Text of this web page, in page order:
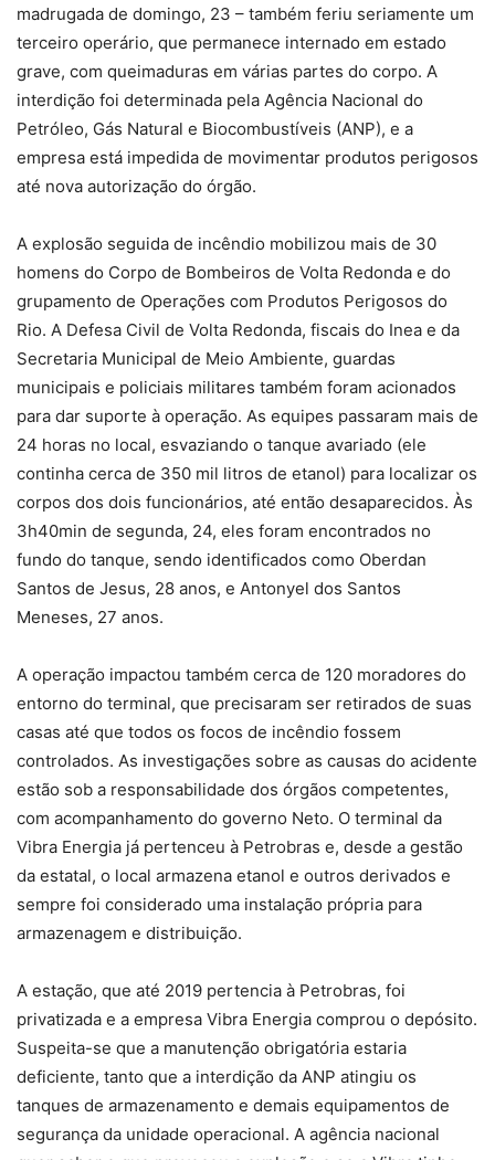
madrugada de domingo, 23 – também feriu seriamente um
terceiro operário, que permanece internado em estado
grave, com queimaduras em várias partes do corpo. A
interdição foi determinada pela Agência Nacional do
Petróleo, Gás Natural e Biocombustíveis (ANP), e a
empresa está impedida de movimentar produtos perigosos
até nova autorização do órgão.
A explosão seguida de incêndio mobilizou mais de 30
homens do Corpo de Bombeiros de Volta Redonda e do
grupamento de Operações com Produtos Perigosos do
Rio. A Defesa Civil de Volta Redonda, fiscais do Inea e da
Secretaria Municipal de Meio Ambiente, guardas
municipais e policiais militares também foram acionados
para dar suporte à operação. As equipes passaram mais de
24 horas no local, esvaziando o tanque avariado (ele
continha cerca de 350 mil litros de etanol) para localizar os
corpos dos dois funcionários, até então desaparecidos. Às
3h40min de segunda, 24, eles foram encontrados no
fundo do tanque, sendo identificados como Oberdan
Santos de Jesus, 28 anos, e Antonyel dos Santos
Meneses, 27 anos.
A operação impactou também cerca de 120 moradores do
entorno do terminal, que precisaram ser retirados de suas
casas até que todos os focos de incêndio fossem
controlados. As investigações sobre as causas do acidente
estão sob a responsabilidade dos órgãos competentes,
com acompanhamento do governo Neto. O terminal da
Vibra Energia já pertenceu à Petrobras e, desde a gestão
da estatal, o local armazena etanol e outros derivados e
sempre foi considerado uma instalação própria para
armazenagem e distribuição.
A estação, que até 2019 pertencia à Petrobras, foi
privatizada e a empresa Vibra Energia comprou o depósito.
Suspeita-se que a manutenção obrigatória estaria
deficiente, tanto que a interdição da ANP atingiu os
tanques de armazenamento e demais equipamentos de
segurança da unidade operacional. A agência nacional